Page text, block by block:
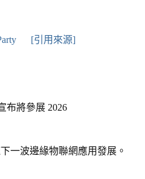
[引用來源]
布將參展 2026
一波邊緣物聯網應用發展。